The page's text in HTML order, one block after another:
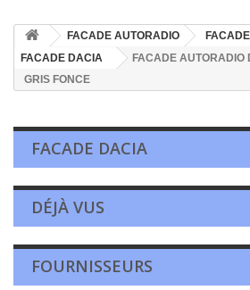
FACADE AUTORADIO
FACADE DACIA
FACADE
GRIS FONCE
FACADE DACIA
DÉJÀ VUS
FOURNISSEURS